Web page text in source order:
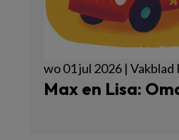
wo 01 jul 2026 |
Max en Lisa: